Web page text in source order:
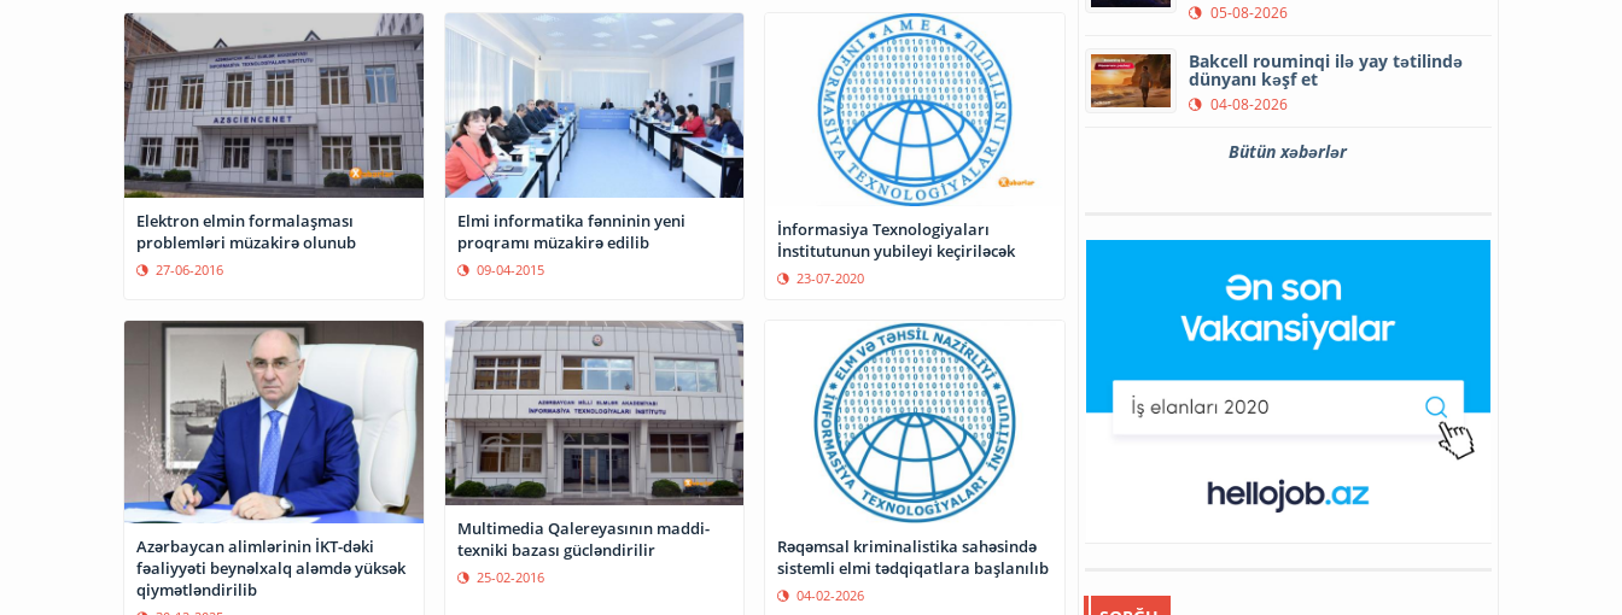
Elektron elmin formalaşması
problemləri müzakirə olunub
27-06-2016
Elmi informatika fənninin yeni
proqramı müzakirə edilib
09-04-2015
İnformasiya Texnologiyaları
İnstitutunun yubileyi keçiriləcək
23-07-2020
Azərbaycan alimlərinin İKT-dəki
fəaliyyəti beynəlxalq aləmdə yüksək
qiymətləndirilib
Multimedia Qalereyasının maddi-
texniki bazası gücləndirilir
25-02-2016
Rəqəmsal kriminalistika sahəsində
sistemli elmi tədqiqatlara başlanılıb
04-02-2026
05-08-2026
Bakcell rouminqi ilə yay tətilində
dünyanı kəşf et
04-08-2026
Bütün xəbərlər